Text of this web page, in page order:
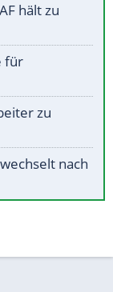
hält zu
für
zu
nach